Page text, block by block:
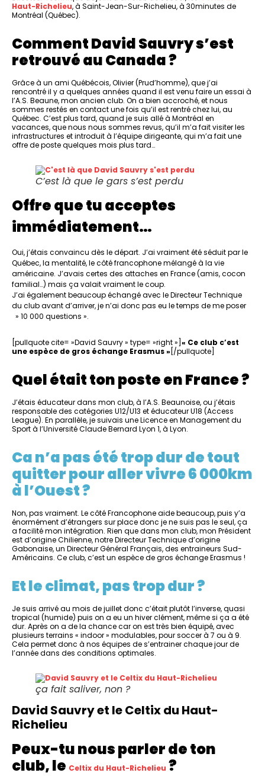
Haut-Richelieu, à Saint-Jean-Sur-Richelieu, à 30minutes de
Montréal (Québec).
Comment David Sauvry s’est
retrouvé au Canada ?
Grâce à un ami Québécois, Olivier (Prud’homme), que j’ai
rencontré il y a quelques années quand il est venu faire un essai à
l’A.S. Beaune, mon ancien club. On a bien accroché, et nous
sommes restés en contact une fois qu’il est rentré chez lui, au
Québec. C’est plus tard, quand je suis allé à Montréal en
vacances, que nous nous sommes revus, qu’il m’a fait visiter les
infrastructures et introduit à l’équipe dirigeante, qui m’a fait une
offre de poste quelques mois plus tard…
C’est là que le gars s’est perdu
Offre que tu acceptes
immédiatement…
Oui, j’étais convaincu dès le départ. J’ai vraiment été séduit par le
Québec, la mentalité, le côté francophone mélangé à la vie
américaine. J’avais certes des attaches en France (amis, cocon
familial…) mais ça valait vraiment le coup.
J’ai également beaucoup échangé avec le Directeur Technique
du club avant d’arriver, je n’ai donc pas eu le temps de me poser
» 10 000 questions ».
[pullquote cite= »David Sauvry » type= »right »] « Ce club c’est
une espèce de gros échange Erasmus » [/pullquote]
Quel était ton poste en France ?
J’étais éducateur dans mon club, à l’A.S. Beaunoise, ou j’étais
responsable des catégories U12/U13 et éducateur U18 (Access
League). En parallèle, je suivais une Licence en Management du
Sport à l’Université Claude Bernard Lyon 1, à Lyon.
Ca n’a pas été trop dur de tout
quitter pour aller vivre 6 000km
à l’Ouest ?
Non, pas vraiment. Le côté Francophone aide beaucoup, puis y’a
énormément d’étrangers sur place donc je ne suis pas le seul, ça
a facilité mon intégration. Rien que dans mon club, mon Président
est d’origine Chilienne, notre Directeur Technique d’origine
Gabonaise, un Directeur Général Français, des entraineurs Sud-
Américains. Ce club, c’est un espèce de gros échange Erasmus !
Et le climat, pas trop dur ?
Je suis arrivé au mois de juillet donc c’était plutôt l’inverse, quasi
tropical (humide) puis on a eu un hiver clément, même si ça a été
dur. Après on a de la chance car on est très bien équipé, avec
plusieurs terrains « indoor » modulables, pour soccer à 7 ou à 9.
Cela permet donc à nos équipes de s’entrainer chaque jour de
l’année dans des conditions optimales.
ça fait saliver, non ?
David Sauvry et le Celtix du Haut-
Richelieu
Peux-tu nous parler de ton
club, le Celtix du Haut-Richelieu ?